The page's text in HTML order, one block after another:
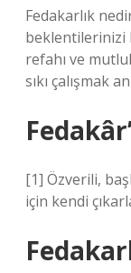
Fedakarlık
beklentilerinizi
refahı ve
sıkı çalışmak
[1] Özverili,
için kendi